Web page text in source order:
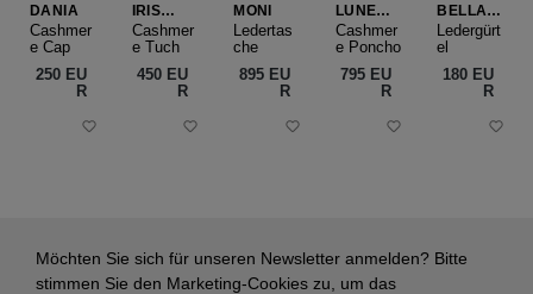
DANIA
Cashmer
e Cap
250 EU
R
IRIS
CASHME
RE
Cashmer
e Tuch
450 EU
R
MONI
Ledertas
che
895 EU
R
LUNEA
CAPE
Cashmer
e Poncho
795 EU
R
BELLA
SLIM
Ledergürt
el
180 EU
R
Möchten Sie sich für unseren Newsletter anmelden? Bitte
stimmen Sie den Marketing-Cookies zu, um das